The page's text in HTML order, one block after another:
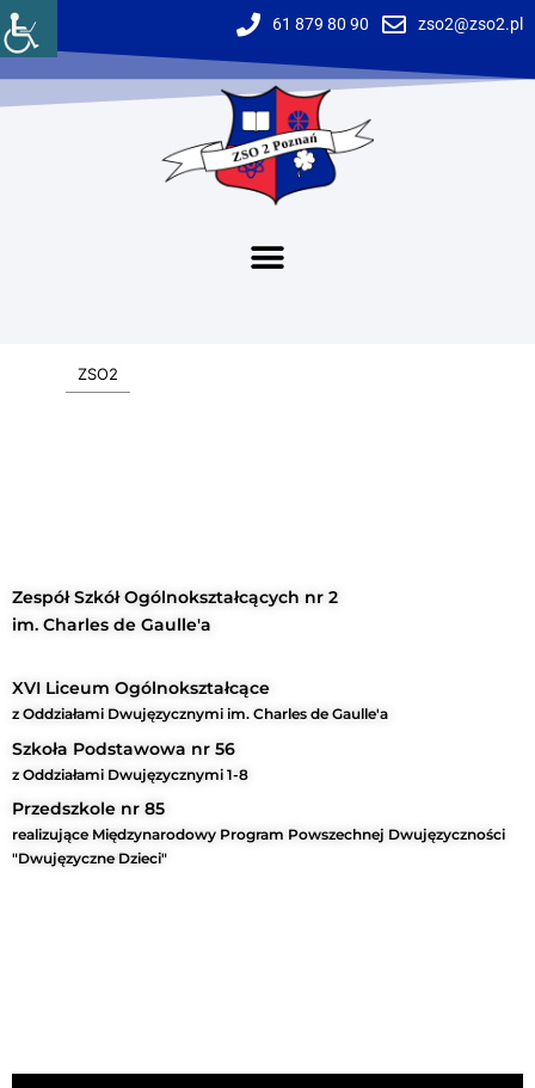
61 879 80 90 zso2@zso2.pl
ZSO2
Zespół Szkół Ogólnokształcących nr 2
im. Charles de Gaulle'a
XVI Liceum Ogólnokształcące
z Oddziałami Dwujęzycznymi im. Charles de Gaulle'a
Szkoła Podstawowa nr 56
z Oddziałami Dwujęzycznymi 1-8
Przedszkole nr 85
realizujące Międzynarodowy Program Powszechnej Dwujęzyczności
"Dwujęzyczne Dzieci"